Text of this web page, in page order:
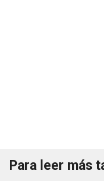
Para leer más